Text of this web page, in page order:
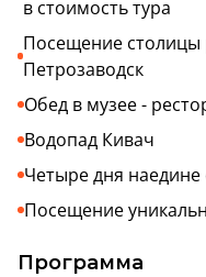
в стоимость тура
Посещение столицы
Петрозаводск
Обед в музее -
Водопад Кивач
Четыре дня
Посещение
Программа